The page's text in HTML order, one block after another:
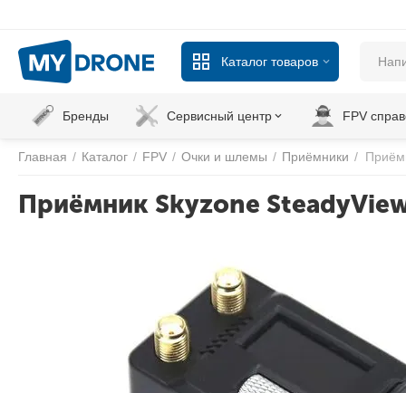
Каталог товаров
Бренды Сервисный центр FPV
Главная / Каталог / FPV / Очки и шлемы / Приёмники /
Приёмник Skyzone